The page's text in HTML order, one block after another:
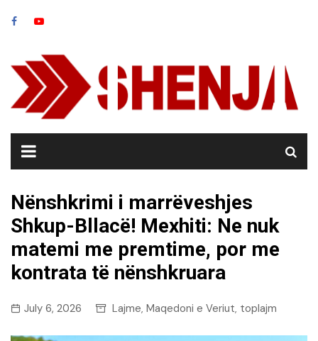
Nënshkrimi i marrëveshjes
Shkup-Bllacë! Mexhiti: Ne nuk
matemi me premtime, por me
kontrata të nënshkruara
July 6, 2026 Lajme, Maqedoni e Veriut, toplajm